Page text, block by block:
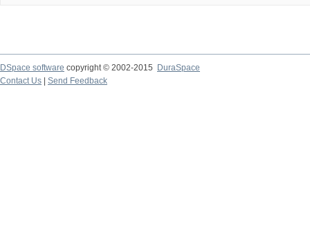
DSpace software copyright © 2002-2015
DuraSpace
Contact Us
Send Feedback